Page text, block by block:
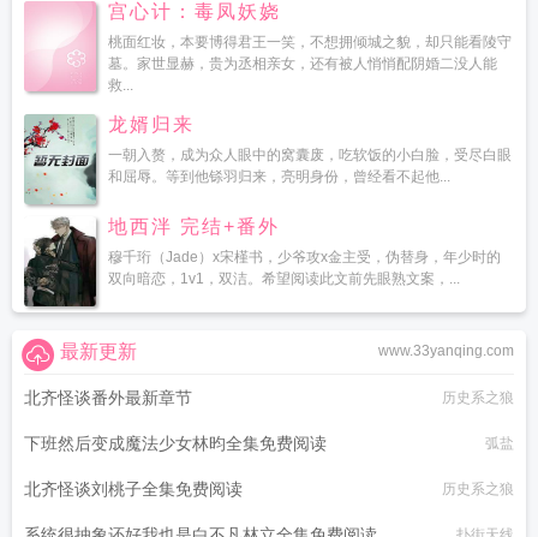
宫心计：毒凤妖娆
桃面红妆，本要博得君王一笑，不想拥倾城之貌，却只能看陵守
墓。家世显赫，贵为丞相亲女，还有被人悄悄配阴婚二没人能
救...
龙婿归来
一朝入赘，成为众人眼中的窝囊废，吃软饭的小白脸，受尽白眼
和屈辱。等到他铩羽归来，亮明身份，曾经看不起他...
地西泮 完结+番外
穆千珩（Jade）x宋槿书，少爷攻x金主受，伪替身，年少时的
双向暗恋，1v1，双洁。希望阅读此文前先眼熟文案，...
www.33yanqing.com
最新更新
北齐怪谈番外最新章节 历史系之狼
下班然后变成魔法少女林昀全集免费阅读 弧盐
北齐怪谈刘桃子全集免费阅读 历史系之狼